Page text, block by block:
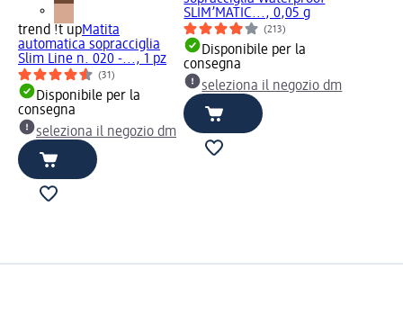
trend !t upMatita
automatica sopracciglia
Slim Line n. 020 -..., 1 pz
(31)
Disponibile per la
consegna
seleziona il negozio dm
SLIM’MATIC..., 0,05 g
(213)
Disponibile per la
consegna
seleziona il negozio dm